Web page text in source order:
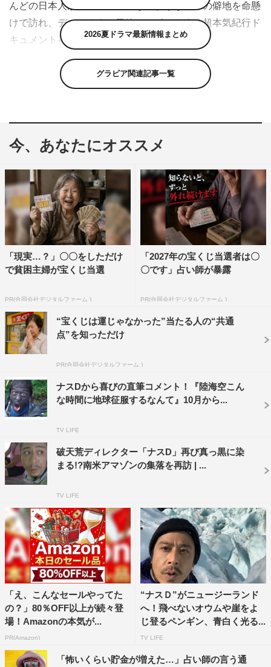
んどの日本人が行ったことのないような世界の僻地を命懸
けで訪れ、ディレクター目線でレポートする超本気紀行ド
キュメント番組『ナスDの大冒険TV』。
ABEMAの開局4周年を記念して、友寄が“ナスD”と呼ば
れることになった『陸海空』シリーズの中から、U字工事
「ABEMA開局4周年記念！
ABEMAビデオにて配信中
出演：友寄隆英 U字工事
https://abema.tv/video/title/88-94
『ナスDの大冒険TV』
テレビ朝日 毎週（水）深2・21～ ※次回は6月3日
（水）放送
https://www.tv-asahi.co.jp/bigadventure/#/
©tv asahi
2026夏ドラマ最新情報まとめ
グラビア関連記事一覧
今、あなたにオススメ
「現実…？」〇〇をしただけ
で貧困主婦が宝くじ当選
PR(合同会社デジタルファーム )
「2027年の宝くじ当選者は〇
〇です」占い師が暴露
PR(合同会社デジタルファーム )
“宝くじは運じゃなかった”当たる人の“共通
点”を知っただけ
PR(合同会社デジタルファーム )
ナスDから喜びの直筆コメント！『陸海空こん
な時間に地球征服するなんて』10月から...
TV LIFE
破天荒ディレクター「ナスD」再び真っ黒に染
まる!?南米アマゾンの集落を再訪 | ...
TV LIFE
「え、こんなセールやってた
の？」80％OFF以上が続々登
場！Amazonの本気が...
PR(Amazon)
“ナスＤ”がニュージーランド
へ！飛べないオウムや崖をよ
じ登るペンギン、青白く光る...
TV LIFE
「怖いくらい貯金が増えた…」占い師の言う通